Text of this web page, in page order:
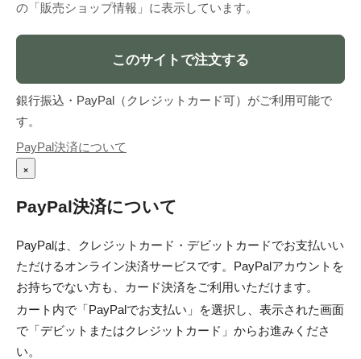
の「販売ショップ情報」に表示しています。
このサイトで注文する
銀行振込・PayPal（クレジットカード可）がご利用可能で
す。
PayPal決済について
×
PayPal決済について
PayPalは、クレジットカード・デビットカードでお支払いい
ただけるオンライン決済サービスです。PayPalアカウントを
お持ちでない方も、カード決済をご利用いただけます。
カート内で「PayPalでお支払い」を選択し、表示された画面
で「デビットまたはクレジットカード」からお進みくださ
い。